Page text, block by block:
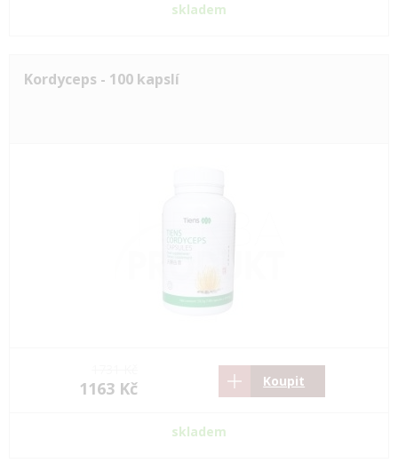
skladem
Kordyceps - 100 kapslí
1163 Kč Koupit
skladem